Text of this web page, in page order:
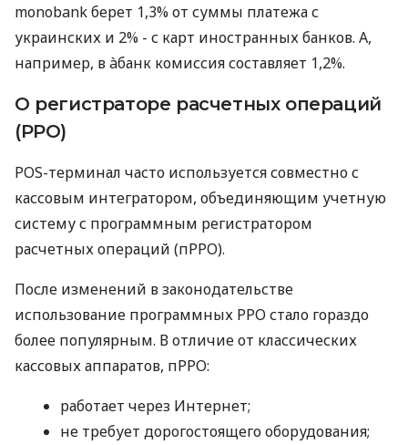
monobank берет 1,3% от суммы платежа с
украинских и 2% - с карт иностранных банков. А,
например, в àбанк комиссия составляет 1,2%.
О регистраторе расчетных операций
(РРО)
POS-терминал часто используется совместно с
кассовым интегратором, объединяющим учетную
систему с программным регистратором
расчетных операций (пРРО).
После изменений в законодательстве
использование программных РРО стало гораздо
более популярным. В отличие от классических
кассовых аппаратов, пРРО:
работает через Интернет;
не требует дорогостоящего оборудования;